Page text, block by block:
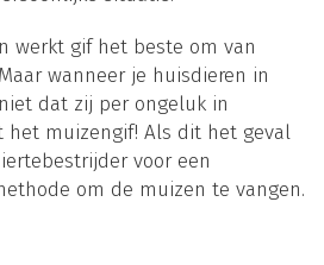
werkt gif het beste om van
wanneer je huisdieren in
dat zij per ongeluk in
het muizengif! Als dit het geval
voor een
om de muizen te vangen.